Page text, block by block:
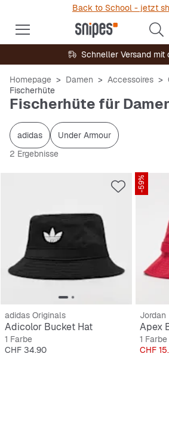
Back to School - jetzt
Schneller Versand mit
Homepage Damen Accessoires
Fischerhüte
Fischerhüte für
adidas
Under Armour
2 Ergebnisse
adidas Originals
Adicolor Bucket Hat
1 Farbe
Preis
CHF 34.90
-59%
Jordan
Apex
1 Farbe
Preis
CHF